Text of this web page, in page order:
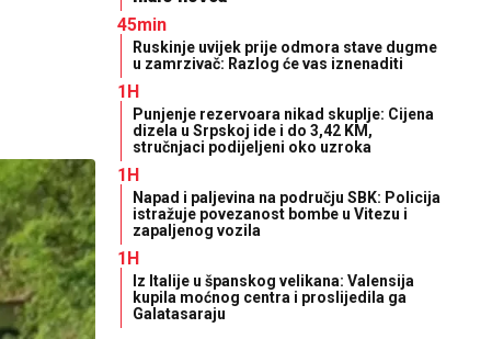
45min
Ruskinje uvijek prije odmora stave dugme
u zamrzivač: Razlog će vas iznenaditi
1H
Punjenje rezervoara nikad skuplje: Cijena
dizela u Srpskoj ide i do 3,42 KM,
stručnjaci podijeljeni oko uzroka
1H
Napad i paljevina na području SBK: Policija
istražuje povezanost bombe u Vitezu i
zapaljenog vozila
1H
Iz Italije u španskog velikana: Valensija
kupila moćnog centra i proslijedila ga
Galatasaraju